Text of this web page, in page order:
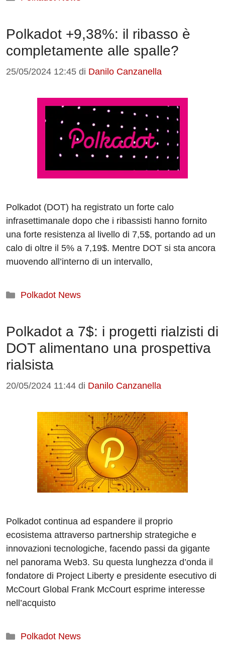
Polkadot +9,38%: il ribasso è
completamente alle spalle?
25/05/2024 12:45 di Danilo Canzanella
Polkadot (DOT) ha registrato un forte calo
infrasettimanale dopo che i ribassisti hanno fornito
una forte resistenza al livello di 7,5$, portando ad un
calo di oltre il 5% a 7,19$. Mentre DOT si sta ancora
muovendo all’interno di un intervallo,
Categorie
Polkadot News
Polkadot a 7$: i progetti rialzisti di
DOT alimentano una prospettiva
rialsista
20/05/2024 11:44 di Danilo Canzanella
Polkadot continua ad espandere il proprio
ecosistema attraverso partnership strategiche e
innovazioni tecnologiche, facendo passi da gigante
nel panorama Web3. Su questa lunghezza d’onda il
fondatore di Project Liberty e presidente esecutivo di
McCourt Global Frank McCourt esprime interesse
nell’acquisto
Categorie
Polkadot News